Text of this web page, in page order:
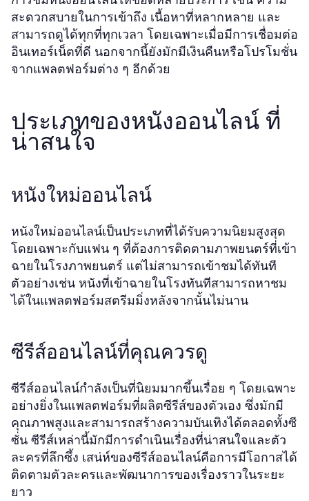
สะดวกสบายในการเข้าถึง เนื้อหาที่หลากหลาย และ
สามารถดูได้ทุกที่ทุกเวลา โดยเฉพาะเมื่อมีการเชื่อมต่อ
อินเทอร์เน็ตที่ดี นอกจากนี้ยังมักมีเงินคืนหรือโปรโมชั่น
จากแพลตฟอร์มต่าง ๆ อีกด้วย
ประเภทของหนังออนไลน์ ที่
น่าสนใจ
หนังใหม่ออนไลน์
หนังใหม่ออนไลน์เป็นประเภทที่ได้รับความนิยมสูงสุด
โดยเฉพาะกับแฟน ๆ ที่ต้องการติดตามภาพยนตร์ที่เข้า
ฉายในโรงภาพยนตร์ แต่ไม่สามารถเข้าชมได้ทันที
ตัวอย่างเช่น หนังที่เข้าฉายในโรงทันทีสามารถหาชม
ได้ในแพลตฟอร์มสตรีมมิ่งหลังจากนั้นไม่นาน
ซีรีส์ออนไลน์ที่คุณควรดู
ซีรีส์ออนไลน์กำลังเป็นที่นิยมมากขึ้นเรื่อย ๆ โดยเฉพาะ
อย่างยิ่งในแพลตฟอร์มที่ผลิตซีรีส์ของตัวเอง ซึ่งมักมี
คุณภาพสูงและสามารถสร้างความบันเทิงได้ตลอดทั้งซี
ซั่น ซีรีส์เหล่านี้มักมีการดำเนินเรื่องที่น่าสนใจและตัว
ละครที่ลึกซึ้ง เสน่ห์ของซีรีส์ออนไลน์คือการมีโอกาสได้
ติดตามตัวละครและพัฒนาการของเรื่องราวในระยะ
ยาว